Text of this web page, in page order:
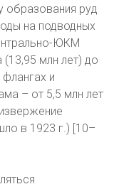
образования руд
на подводных
ЮКМ
млн лет) до
и
– от 5,5 млн лет
в 1923 г.) [10–